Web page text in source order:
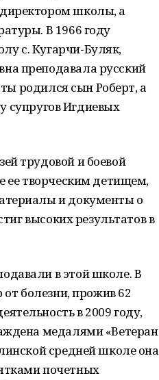
школы, а
В 1966 году
с. Кугарчи-Буляк,
преподавала русский
родился сын Роберт, а
супругов Игдиевых
трудовой и боевой
ее творческим детищем,
и документы о
высоких результатов в
в этой школе. В
болезни, прожив 62
в 2009 году,
медалями «Ветеран
средней школе она
почетных